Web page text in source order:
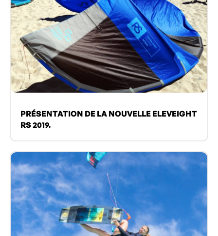
PRÉSENTATION DE LA NOUVELLE ELEVEIGHT
RS 2019.